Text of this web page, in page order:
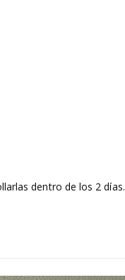
dentro de los 2 días.